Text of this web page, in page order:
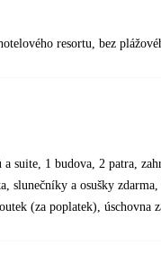
resortu, bez
suite, 1 budova, 2 patra,
slunečníky a osušky
(za poplatek), úschovna